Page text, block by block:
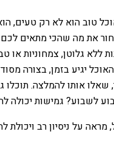
טוב הוא לא רק טעים,
את מה שהכי מתאים
גלוטן, צמחוניות או
יגיע בזמן, בצורה
אותו להמלצה. תוכלו
לשבוע? גמישות יכולה
מראה על ניסיון רב